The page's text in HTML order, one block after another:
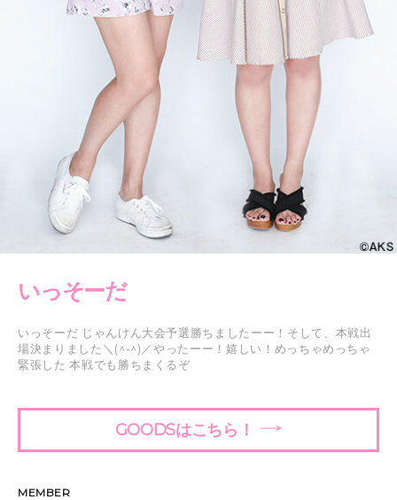
いっそーだ
いっそーだ じゃんけん大会予選勝ちましたーー！そして、本戦出
場決まりました＼(^-^)／やったーー！嬉しい！めっちゃめっちゃ
緊張した 本戦でも勝ちまくるぞ
GOODSはこちら！
MEMBER